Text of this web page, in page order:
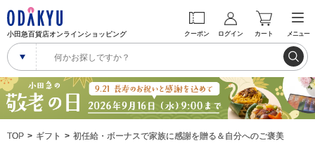
小田急百貨店オンラインショッピング クーポン ログイン カート メニュー
TOP ギフト
初任給・ボーナスで家族に感謝を贈る＆自分へのご褒美